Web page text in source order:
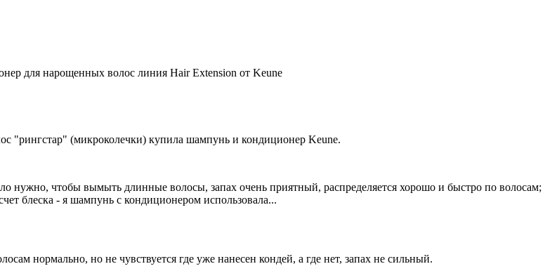
"рингстар" (микроколечки) купила шампунь и кондиционер Keune.
нужно, чтобы вымыть длинные волосы, запах очень приятный, распределяется хорошо и быстро по волосам;
блеска - я шампунь с кондиционером использовала...
нормально, но не чувствуется где уже нанесен кондей, а где нет, запах не сильный.